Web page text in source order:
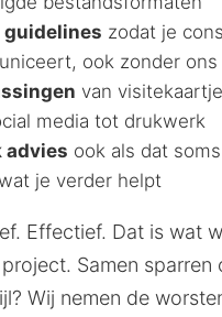
guidelines zodat je
ook zonder ons
van
media tot drukwerk
advies ook als dat
je verder helpt
Effectief. Dat is wat
Samen sparren
Wij nemen de